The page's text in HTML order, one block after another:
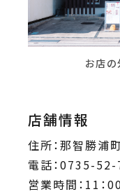
お店の
店舗情報
住所：那智勝浦
電話：0735-
営業時間：11：